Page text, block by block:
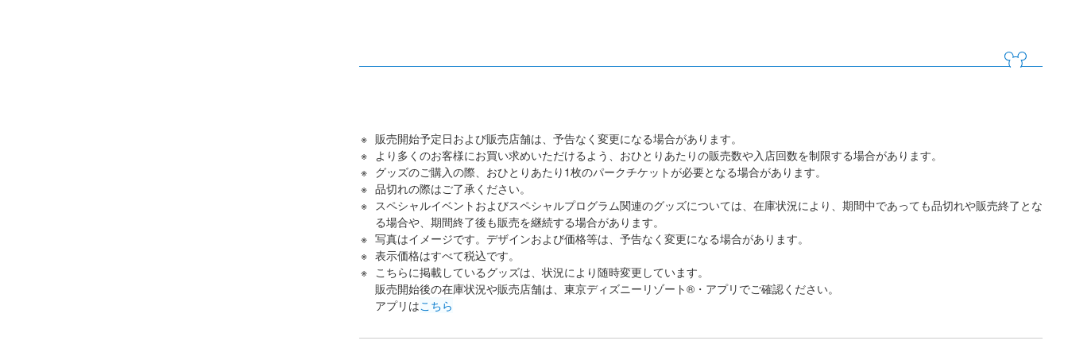
販売開始予定日および販売店舗は、予告なく変更になる場合があります。
より多くのお客様にお買い求めいただけるよう、おひとりあたりの販売数や入店回数を制限する場合があります。
グッズのご購入の際、おひとりあたり1枚のパークチケットが必要となる場合があります。
品切れの際はご了承ください。
スペシャルイベントおよびスペシャルプログラム関連のグッズについては、在庫状況により、期間中であっても品切れや販売終了とな
る場合や、期間終了後も販売を継続する場合があります。
写真はイメージです。デザインおよび価格等は、予告なく変更になる場合があります。
表示価格はすべて税込です。
こちらに掲載しているグッズは、状況により随時変更しています。
販売開始後の在庫状況や販売店舗は、東京ディズニーリゾート®・アプリでご確認ください。
アプリはこちら